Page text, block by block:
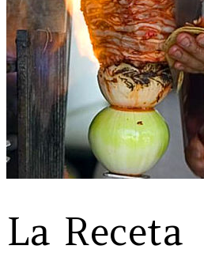
La Receta